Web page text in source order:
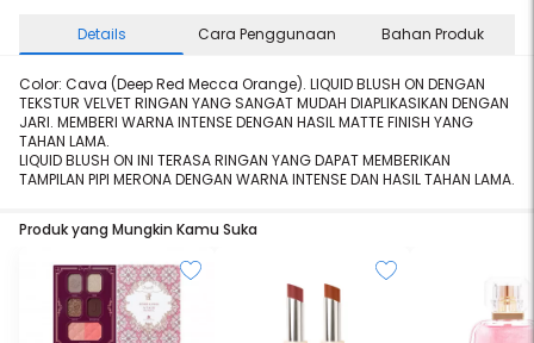
Details Cara Penggunaan Bahan Produk
Color: Cava (Deep Red Mecca Orange). LIQUID BLUSH ON DENGAN
TEKSTUR VELVET RINGAN YANG SANGAT MUDAH DIAPLIKASIKAN DENGAN
JARI. MEMBERI WARNA INTENSE DENGAN HASIL MATTE FINISH YANG
TAHAN LAMA.
LIQUID BLUSH ON INI TERASA RINGAN YANG DAPAT MEMBERIKAN
TAMPILAN PIPI MERONA DENGAN WARNA INTENSE DAN HASIL TAHAN LAMA.
Produk yang Mungkin Kamu Suka